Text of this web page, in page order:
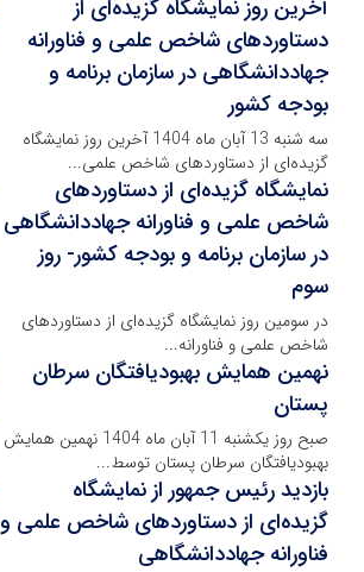
آخرین روز نمایشگاه گزیده‌ای از
دستاوردهای شاخص علمی و فناورانه
جهاددانشگاهی در سازمان برنامه و
بودجه کشور
سه شنبه 13 آبان ماه 1404 آخرین روز نمایشگاه
گزیده‌ای از دستاوردهای شاخص علمی...
نمایشگاه گزیده‌ای از دستاوردهای
شاخص علمی و فناورانه جهاددانشگاهی
در سازمان برنامه و بودجه کشور- روز
سوم
در سومین روز نمایشگاه گزیده‌ای از دستاوردهای
شاخص علمی و فناورانه...
نهمین همایش بهبودیافتگان سرطان
پستان
صبح روز یکشنبه 11 آبان ماه 1404 نهمین همایش
بهبودیافتگان سرطان پستان توسط...
بازدید رئیس جمهور از نمایشگاه
گزیده‌ای از دستاوردهای شاخص علمی و
فناورانه جهاددانشگاهی